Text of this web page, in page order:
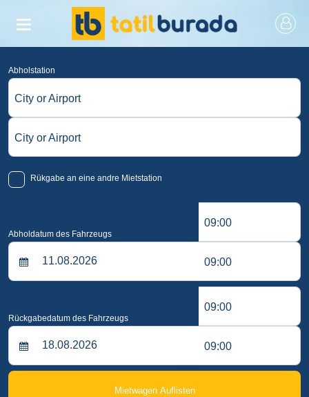
Abholstation
City or Airport
City or Airport
Rükgabe an eine andre Mietstation
Abholdatum des Fahrzeugs
09:00
09:00
Rückgabedatum des Fahrzeugs
09:00
09:00
Mietwagen Auflisten